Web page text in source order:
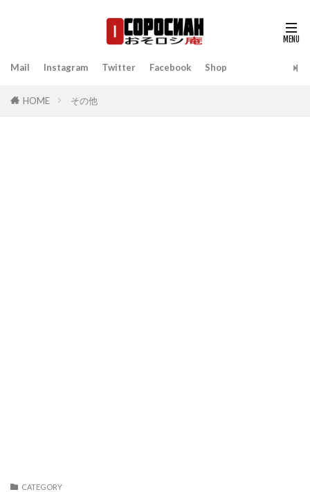
Mail Instagram Twitter Facebook Shop
HOME その他
CATEGORY